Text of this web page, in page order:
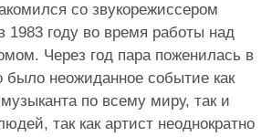
со звукорежиссером
1983 году во время работы над
Через год пара поженилась в
неожиданное событие как
по всему миру, так и
так как артист неоднократно